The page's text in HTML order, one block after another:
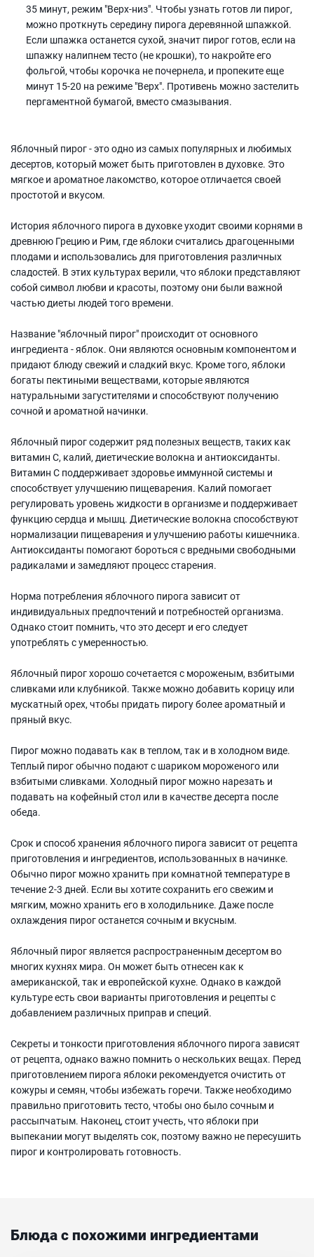
35 минут, режим "Верх-низ". Чтобы узнать готов ли пирог,
можно проткнуть середину пирога деревянной шпажкой.
Если шпажка останется сухой, значит пирог готов, если на
шпажку налипнем тесто (не крошки), то накройте его
фольгой, чтобы корочка не почернела, и пропеките еще
минут 15-20 на режиме "Верх". Противень можно застелить
пергаментной бумагой, вместо смазывания.
Яблочный пирог - это одно из самых популярных и любимых
десертов, который может быть приготовлен в духовке. Это
мягкое и ароматное лакомство, которое отличается своей
простотой и вкусом.
История яблочного пирога в духовке уходит своими корнями в
древнюю Грецию и Рим, где яблоки считались драгоценными
плодами и использовались для приготовления различных
сладостей. В этих культурах верили, что яблоки представляют
собой символ любви и красоты, поэтому они были важной
частью диеты людей того времени.
Название "яблочный пирог" происходит от основного
ингредиента - яблок. Они являются основным компонентом и
придают блюду свежий и сладкий вкус. Кроме того, яблоки
богаты пектиными веществами, которые являются
натуральными загустителями и способствуют получению
сочной и ароматной начинки.
Яблочный пирог содержит ряд полезных веществ, таких как
витамин С, калий, диетические волокна и антиоксиданты.
Витамин С поддерживает здоровье иммунной системы и
способствует улучшению пищеварения. Калий помогает
регулировать уровень жидкости в организме и поддерживает
функцию сердца и мышц. Диетические волокна способствуют
нормализации пищеварения и улучшению работы кишечника.
Антиоксиданты помогают бороться с вредными свободными
радикалами и замедляют процесс старения.
Норма потребления яблочного пирога зависит от
индивидуальных предпочтений и потребностей организма.
Однако стоит помнить, что это десерт и его следует
употреблять с умеренностью.
Яблочный пирог хорошо сочетается с мороженым, взбитыми
сливками или клубникой. Также можно добавить корицу или
мускатный орех, чтобы придать пирогу более ароматный и
пряный вкус.
Пирог можно подавать как в теплом, так и в холодном виде.
Теплый пирог обычно подают с шариком мороженого или
взбитыми сливками. Холодный пирог можно нарезать и
подавать на кофейный стол или в качестве десерта после
обеда.
Срок и способ хранения яблочного пирога зависит от рецепта
приготовления и ингредиентов, использованных в начинке.
Обычно пирог можно хранить при комнатной температуре в
течение 2-3 дней. Если вы хотите сохранить его свежим и
мягким, можно хранить его в холодильнике. Даже после
охлаждения пирог останется сочным и вкусным.
Яблочный пирог является распространенным десертом во
многих кухнях мира. Он может быть отнесен как к
американской, так и европейской кухне. Однако в каждой
культуре есть свои варианты приготовления и рецепты с
добавлением различных приправ и специй.
Секреты и тонкости приготовления яблочного пирога зависят
от рецепта, однако важно помнить о нескольких вещах. Перед
приготовлением пирога яблоки рекомендуется очистить от
кожуры и семян, чтобы избежать горечи. Также необходимо
правильно приготовить тесто, чтобы оно было сочным и
рассыпчатым. Наконец, стоит учесть, что яблоки при
выпекании могут выделять сок, поэтому важно не пересушить
пирог и контролировать готовность.
Блюда с похожими ингредиентами